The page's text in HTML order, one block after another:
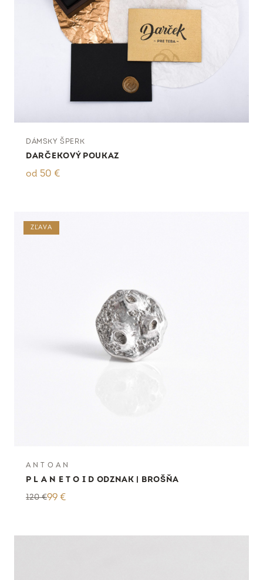
DÁMSKY ŠPERK
DARČEKOVÝ POUKAZ
od 50 €
ZĽAVA
A N T O A N
P L A N E T O I D ODZNAK | BROŠŇA
120€99 €